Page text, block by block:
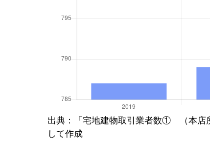
出典：「宅地建物取引業者数① （本店
して作成